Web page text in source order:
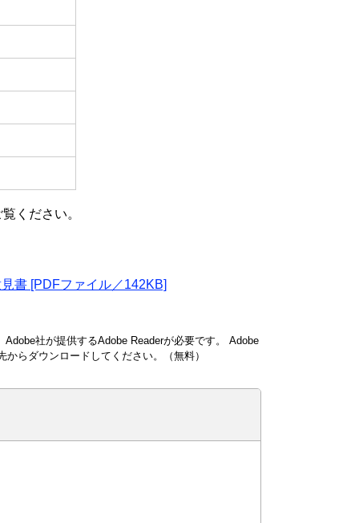
ください。
書 [PDFファイル／142KB]
社が提供するAdobe Readerが必要です。
Adobe
らダウンロードしてください。（無料）